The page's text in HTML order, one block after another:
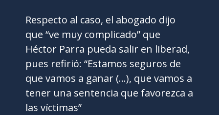
Respecto al caso, el abogado dijo
que “ve muy complicado” que
Héctor Parra pueda salir en liberad,
pues refirió: “Estamos seguros de
que vamos a ganar (…), que vamos a
tener una sentencia que favorezca a
las víctimas”